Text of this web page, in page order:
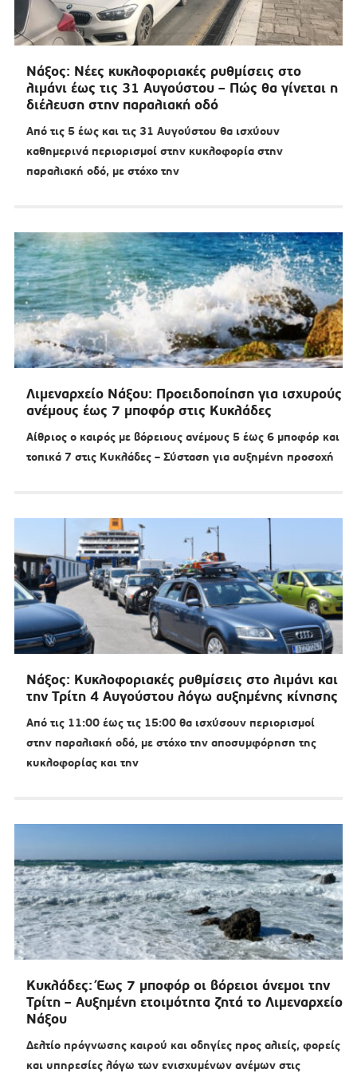
Νάξος: Νέες κυκλοφοριακές ρυθμίσεις στο
λιμάνι έως τις 31 Αυγούστου – Πώς θα γίνεται η
διέλευση στην παραλιακή οδό
Από τις 5 έως και τις 31 Αυγούστου θα ισχύουν
καθημερινά περιορισμοί στην κυκλοφορία στην
παραλιακή οδό, με στόχο την
Λιμεναρχείο Νάξου: Προειδοποίηση για ισχυρούς
ανέμους έως 7 μποφόρ στις Κυκλάδες
Αίθριος ο καιρός με βόρειους ανέμους 5 έως 6 μποφόρ και
τοπικά 7 στις Κυκλάδες – Σύσταση για αυξημένη προσοχή
Νάξος: Κυκλοφοριακές ρυθμίσεις στο λιμάνι και
την Τρίτη 4 Αυγούστου λόγω αυξημένης κίνησης
Από τις 11:00 έως τις 15:00 θα ισχύσουν περιορισμοί
στην παραλιακή οδό, με στόχο την αποσυμφόρηση της
κυκλοφορίας και την
Κυκλάδες: Έως 7 μποφόρ οι βόρειοι άνεμοι την
Τρίτη – Αυξημένη ετοιμότητα ζητά το Λιμεναρχείο
Νάξου
Δελτίο πρόγνωσης καιρού και οδηγίες προς αλιείς, φορείς
και υπηρεσίες λόγω των ενισχυμένων ανέμων στις